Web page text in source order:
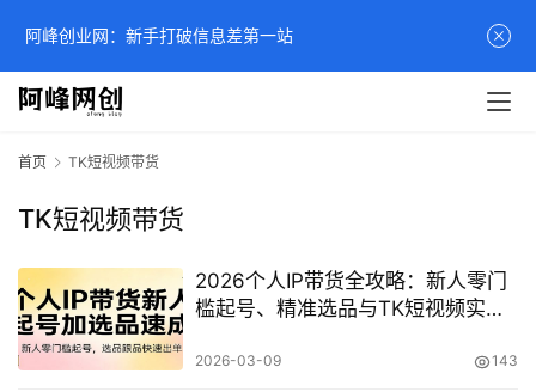
首页 TK短视频带货
TK短视频带货
2026个人IP带货全攻略：新人零门
槛起号、精准选品与TK短视频实战
2026-03-09 143
阿峰创业网：新手打破信息差第一站